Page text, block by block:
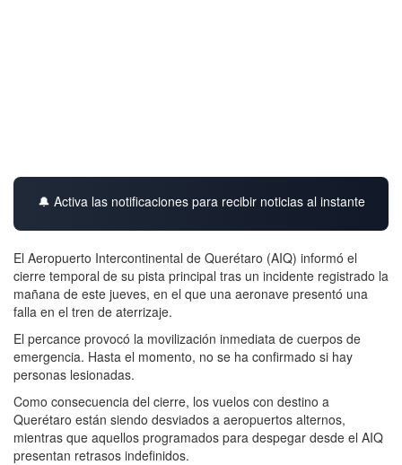
🔔 Activa las notificaciones para recibir noticias al instante
El Aeropuerto Intercontinental de Querétaro (AIQ) informó el
cierre temporal de su pista principal tras un incidente registrado la
mañana de este jueves, en el que una aeronave presentó una
falla en el tren de aterrizaje.
El percance provocó la movilización inmediata de cuerpos de
emergencia. Hasta el momento, no se ha confirmado si hay
personas lesionadas.
Como consecuencia del cierre, los vuelos con destino a
Querétaro están siendo desviados a aeropuertos alternos,
mientras que aquellos programados para despegar desde el AIQ
presentan retrasos indefinidos.